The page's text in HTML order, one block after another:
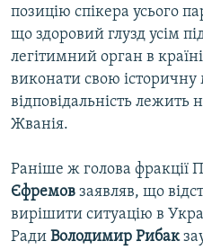
позицію спікера усього
що здоровий глузд усім
легітимний орган в
виконати свою історичну
відповідальність
Жванія.
Раніше ж голова фракції
Єфремов заявляв, що
вирішити ситуацію в
Ради Володимир Рибак